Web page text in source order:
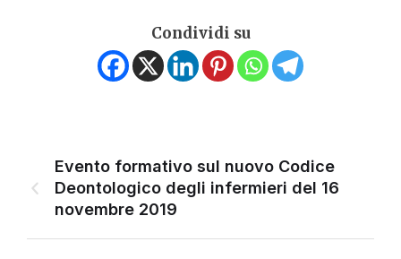
Condividi su
Evento formativo sul nuovo Codice
Deontologico degli infermieri del 16
novembre 2019